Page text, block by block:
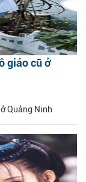
giáo cũ ở
Quảng Ninh